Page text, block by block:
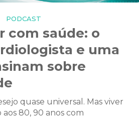
PODCAST
com saúde: o
e uma
sobre
quase universal. Mas viver
80, 90 anos com